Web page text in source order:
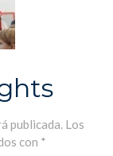
publicada. Los
con *